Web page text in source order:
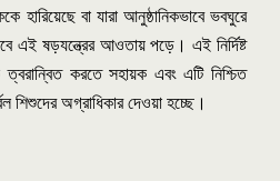
বা যারা আনুষ্ঠানিকভাবে ভবঘুরে
এই ষড়যন্ত্রের আওতায় পড়ে। এই নির্দিষ্ট
করতে সহায়ক এবং এটি নিশ্চিত
শিশুদের অগ্রাধিকার দেওয়া হচ্ছে।